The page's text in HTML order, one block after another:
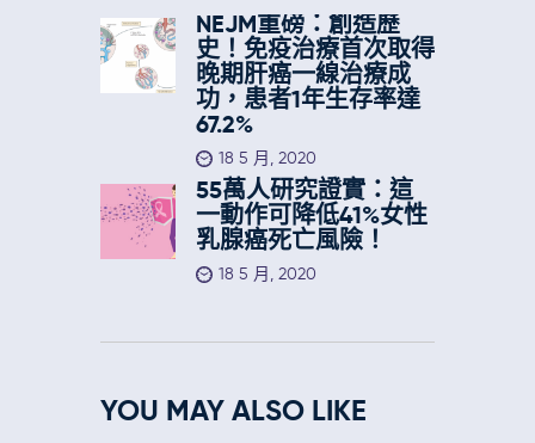
NEJM重磅：創造歷
史！免疫治療首次取得
晚期肝癌一線治療成
功，患者1年生存率達
67.2%
18 5 月, 2020
55萬人研究證實：這
一動作可降低41%女性
乳腺癌死亡風險！
18 5 月, 2020
YOU MAY ALSO LIKE